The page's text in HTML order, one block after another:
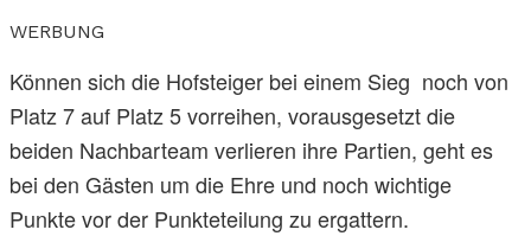
WERBUNG
Können sich die Hofsteiger bei einem Sieg noch von
Platz 7 auf Platz 5 vorreihen, vorausgesetzt die
beiden Nachbarteam verlieren ihre Partien, geht es
bei den Gästen um die Ehre und noch wichtige
Punkte vor der Punkteteilung zu ergattern.